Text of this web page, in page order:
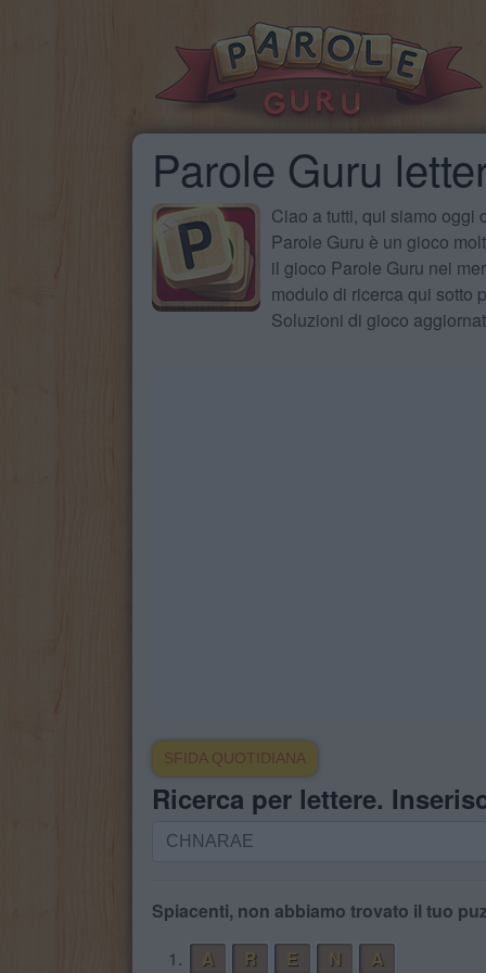
Parole Guru
Ciao a tutti, qui siamo oggi
Parole Guru è un gioco
il gioco Parole Guru nei
modulo di ricerca qui sotto
Soluzioni di gioco
SFIDA QUOTIDIANA
Ricerca per lettere.
Ricerca
Inserisci
Spiacenti, non abbiamo trovato il tuo
1.
A R E N
A